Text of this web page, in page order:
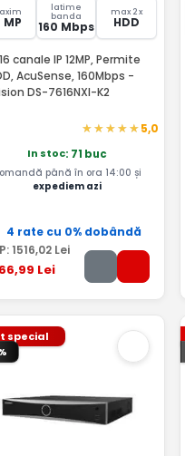
MP
latime
banda
160 Mbps
max 2 x
HDD
canale IP 12MP, Permite
AcuSense, 160Mbps -
DS-7616NXI-K2
5,0
In stoc: 71 buc
până în ora 14:00 și
expediem azi
4 rate cu 0% dobândă
1516,02 Lei
,99 Lei
special